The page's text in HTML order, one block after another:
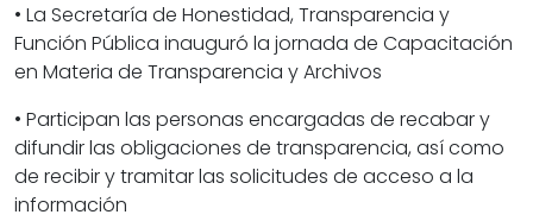
• La Secretaría de Honestidad, Transparencia y
Función Pública inauguró la jornada de Capacitación
en Materia de Transparencia y Archivos
• Participan las personas encargadas de recabar y
difundir las obligaciones de transparencia, así como
de recibir y tramitar las solicitudes de acceso a la
información